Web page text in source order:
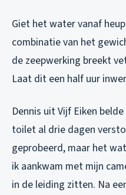
Giet het water vanaf
combinatie van het
de zeepwerking breekt
Laat dit een half uur
Dennis uit Vijf Eiken
toilet al drie dagen
geprobeerd, maar het
ik aankwam met mijn
in de leiding zitten. Na